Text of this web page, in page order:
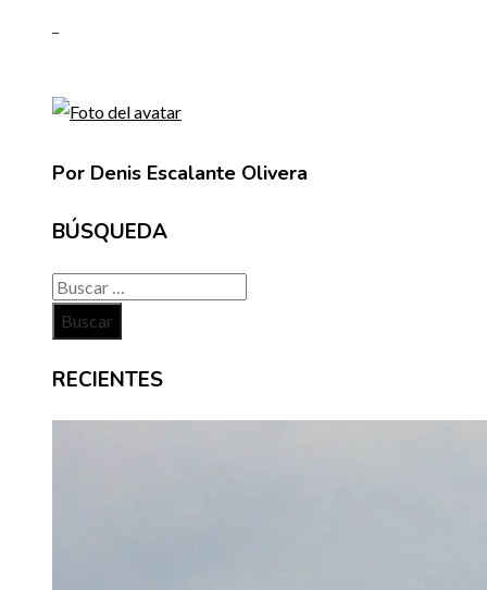
Por Denis Escalante Olivera
BÚSQUEDA
Buscar:
RECIENTES